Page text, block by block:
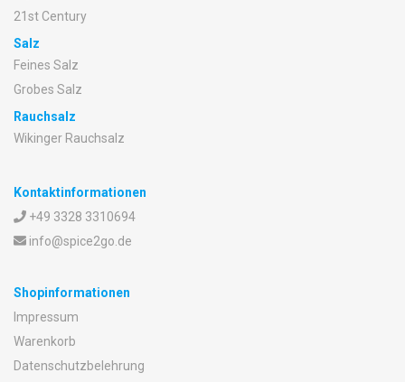
21st Century
Salz
Feines Salz
Grobes Salz
Rauchsalz
Wikinger Rauchsalz
Kontaktinformationen
+49 3328 3310694
info@spice2go.de
Shopinformationen
Impressum
Warenkorb
Datenschutzbelehrung